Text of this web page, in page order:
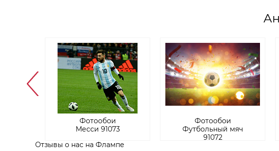
Фотообои
Месси 91073
Фотообои
Футбольный мяч
91072
Отзывы о нас на Флампе